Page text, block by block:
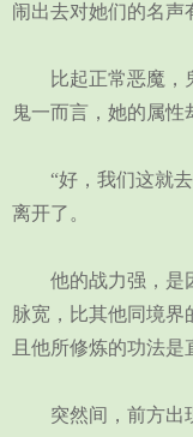
闹出去对她们的名声
比起正常恶魔，鬼
鬼一而言，她的属性
“好，我们这就去
离开了。
他的战力强，是因
脉宽，比其他同境界
且他所修炼的功法是
突然间，前方出现